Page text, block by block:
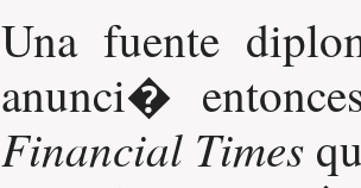
Una fuente
anunci�
Financial Times